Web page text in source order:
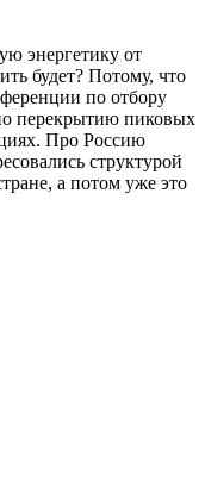
энергетику от
будет? Потому, что
по отбору
перекрытию пиковых
Про Россию
структурой
а потом уже это